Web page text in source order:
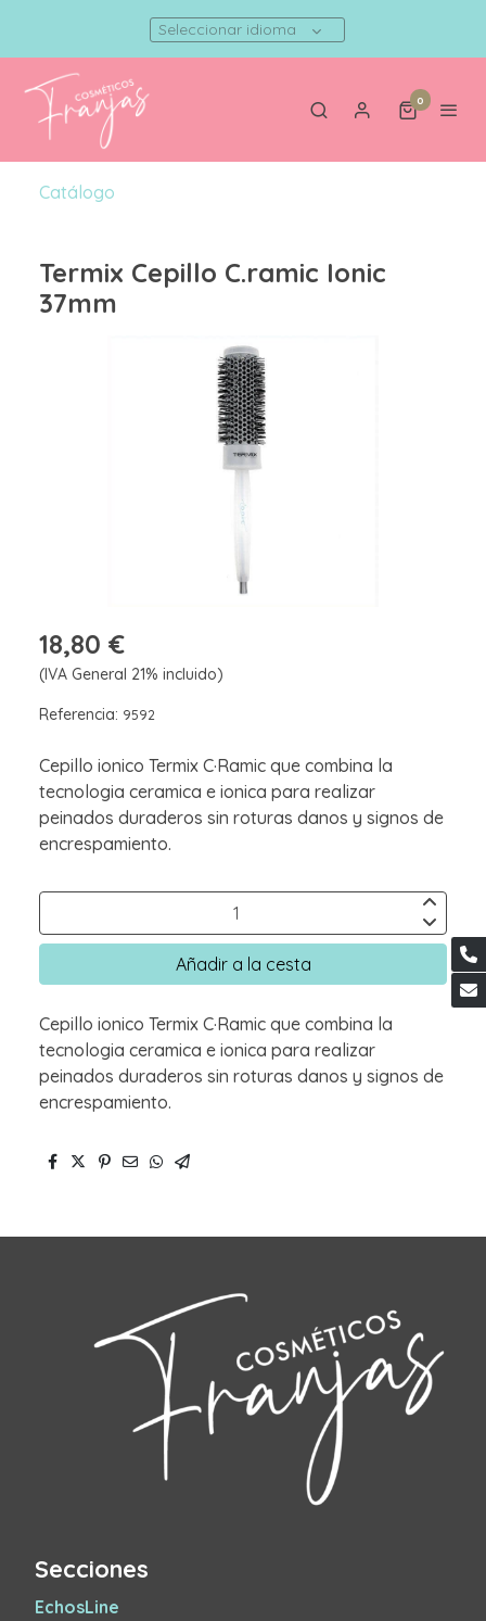
Seleccionar idioma
0
Catálogo
Termix Cepillo C.ramic Ionic
37mm
18,80 €
(IVA General 21% incluido)
Referencia: 9592
Cepillo ionico Termix C·Ramic que combina la
tecnologia ceramica e ionica para realizar
peinados duraderos sin roturas danos y signos de
encrespamiento.
Añadir a la cesta
Cepillo ionico Termix C·Ramic que combina la
tecnologia ceramica e ionica para realizar
peinados duraderos sin roturas danos y signos de
encrespamiento.
Secciones
EchosLine